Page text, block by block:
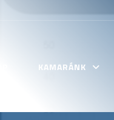
KAMARÁNK